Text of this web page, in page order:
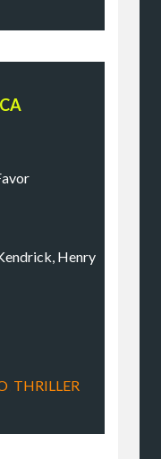
Henry
, THRILLER